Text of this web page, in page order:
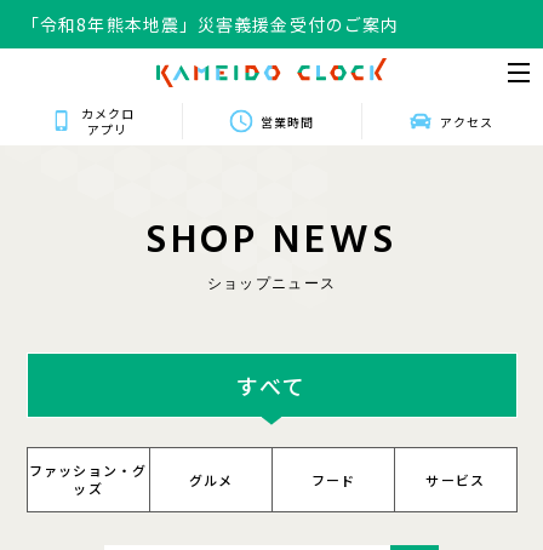
「令和8年熊本地震」災害義援金受付のご案内
「令和8年熊本地震」災害義援金受付のご案内
カメクロ
アプリ
営業時間 アクセス
SHOP NEWS
ショップニュース
すべて
ファッション・グ
ッズ
グルメ フード サービス